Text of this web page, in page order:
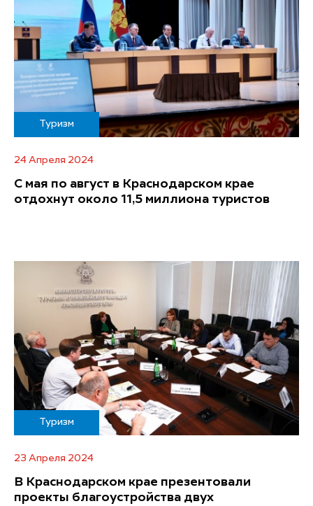
Туризм
24 Апреля 2024
С мая по август в Краснодарском крае
отдохнут около 11,5 миллиона туристов
Туризм
23 Апреля 2024
В Краснодарском крае презентовали
проекты благоустройства двух